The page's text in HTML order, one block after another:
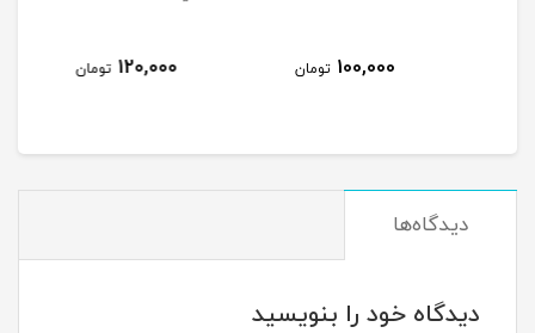
120,000
20,000
دیدگاه‌ها
دیدگاه خود را بنویسید